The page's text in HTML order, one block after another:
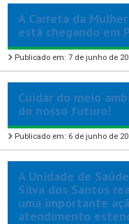
A Carreta da
está chegando em
Publicado em: 7 de junho de
Cuidar do meio
do nosso futuro!
Publicado em: 6 de junho de
A Unidade de
Silva dos Santos
uma importante
atendimento